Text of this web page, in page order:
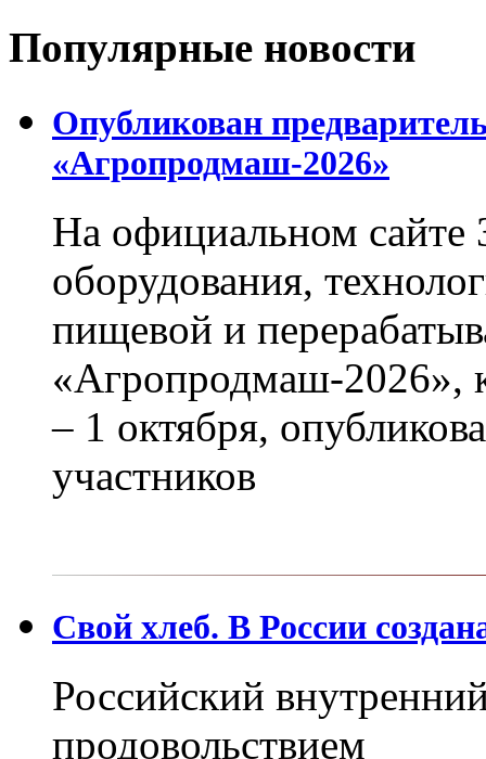
Популярные новости
Опубликован
«Агропродмаш-2026»
На официальном сайте
оборудования,
пищевой и
«Агропродмаш-2026»,
– 1 октября,
участников
Свой хлеб. В России
Российский
продовольствием